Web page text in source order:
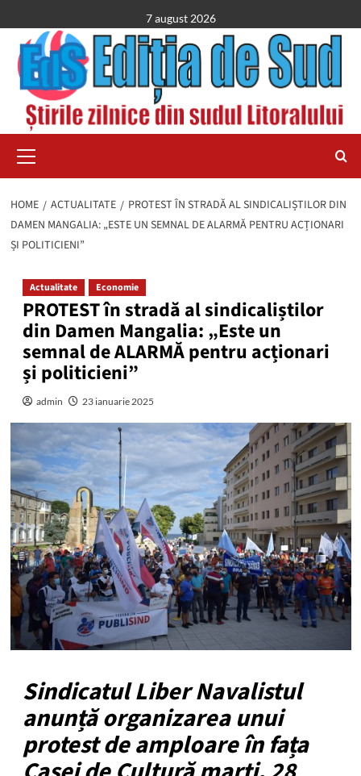
to
content
7 august 2026
Menu
HOME ACTUALITATE
PROTEST ÎN STRADĂ AL SINDICALIȘTILOR DIN
DAMEN MANGALIA: „ESTE UN SEMNAL DE ALARMĂ PENTRU ACȚIONARI
ȘI POLITICIENI”
Actualitate Economie
PROTEST în stradă al sindicaliștilor
din Damen Mangalia: „Este un
semnal de ALARMĂ pentru acționari
și politicieni”
admin 23 ianuarie 2025
Sindicatul Liber Navalistul
anunță organizarea unui
protest de amploare în fața